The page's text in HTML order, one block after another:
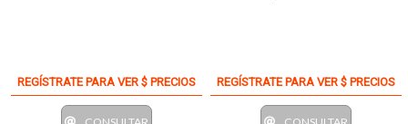
REGÍSTRATE PARA VER $ PRECIOS REGÍSTRATE PARA VER $ PRECIOS